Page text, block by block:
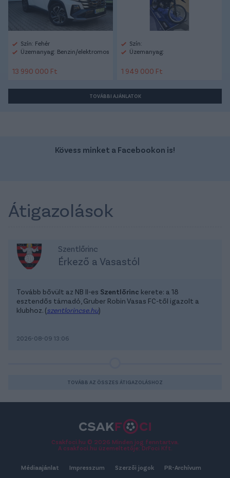
Szín: Fehér
Üzemanyag: Benzin/elektromos
13 990 000 Ft
Szín:
Üzemanyag:
1 949 000 Ft
TOVÁBBI AJÁNLATOK
Kövess minket a Facebookon is!
Átigazolások
Szentlőrinc
Érkező a Vasastól
Tovább bővült az NB II-es Szentlőrinc kerete: a 18
esztendős támadó, Gruber Robin Vasas FC-től igazolt a
klubhoz. (szentlorincse.hu)
2026-08-09 13:06
TOVÁBB AZ ÖSSZES ÁTIGAZOLÁSHOZ
Csakfoci.hu © 2026 Minden jog fenntartva.
A csakfoci.hu üzemeltetője: DrFoci Kft.
Médiaajánlat Impresszum Szerzői jogok PR-Archívum